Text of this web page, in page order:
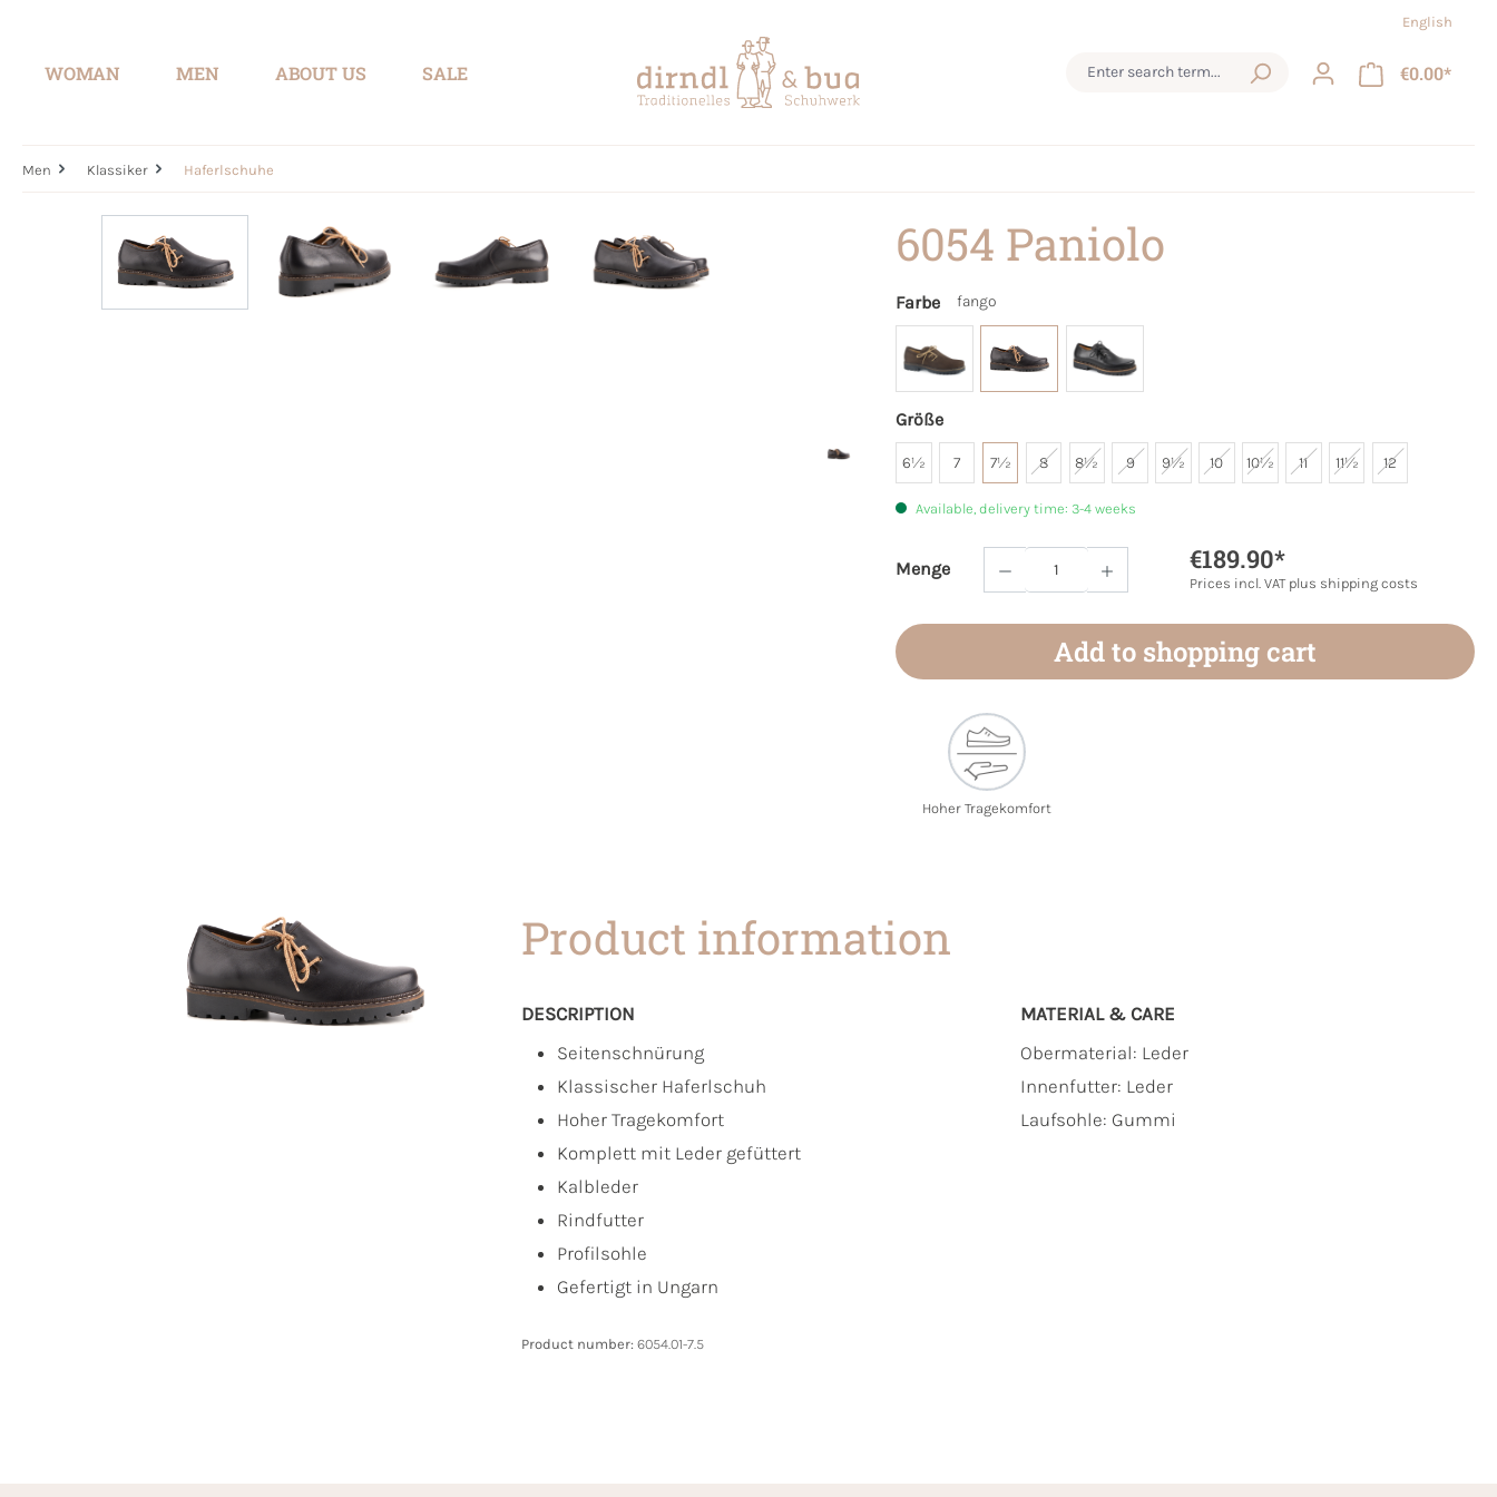
English
WOMAN MEN ABOUT US SALE €0.00*
Men Klassiker Haferlschuhe
6054 Paniolo
Farbe fango
Größe
6½ 7 7½ 8 8½ 9 9½ 10 10½ 11 11½ 12
Available, delivery time: 3-4 weeks
Menge
Product Quantity: Enter the desired amount or
€189.90*
Prices incl. VAT plus shipping costs
Add to shopping cart
Hoher Tragekomfort
Product information
DESCRIPTION
Seitenschnürung
Klassischer Haferlschuh
Hoher Tragekomfort
Komplett mit Leder gefüttert
Kalbleder
Rindfutter
Profilsohle
Gefertigt in Ungarn
MATERIAL & CARE
Obermaterial: Leder
Innenfutter: Leder
Laufsohle: Gummi
Product number: 6054.01-7.5